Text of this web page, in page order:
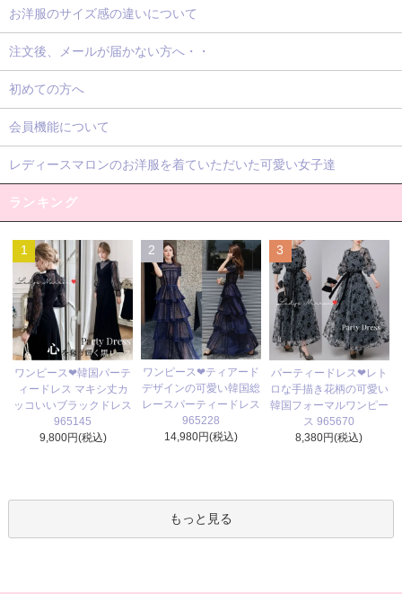
お洋服のサイズ感の違いについて
注文後、メールが届かない方へ・・
初めての方へ
会員機能について
レディースマロンのお洋服を着ていただいた可愛い女子達
ランキング
1
ワンピース❤韓国パーテ
ィードレス マキシ丈カ
ッコいいブラックドレス
965145
9,800円(税込)
2
ワンピース❤ティアード
デザインの可愛い韓国総
レースパーティードレス
965228
14,980円(税込)
3
パーティードレス❤レト
ロな手描き花柄の可愛い
韓国フォーマルワンピー
ス 965670
8,380円(税込)
もっと見る